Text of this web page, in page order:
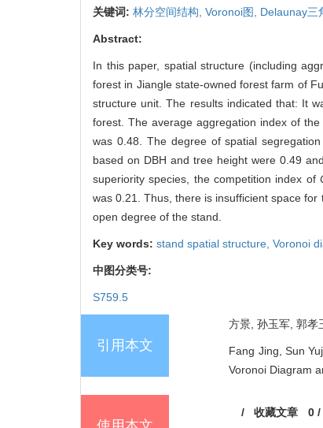
关键词: 林分空间结构, Voronoi图, Delaunay三
Abstract:
In this paper, spatial structure (including
forest in Jiangle state-owned forest farm of
structure unit. The results indicated that: It
forest. The average aggregation index of
was 0.48. The degree of spatial
based on DBH and tree height were 0.49
superiority species, the competition index of
was 0.21. Thus, there is insufficient space
open degree of the stand.
Key words: stand spatial structure, Voronoi
中图分类号:
S759.5
引用本文
方景, 孙玉军, 郭孝
Fang Jing, Sun
Voronoi Diagram
/收藏文章 0/